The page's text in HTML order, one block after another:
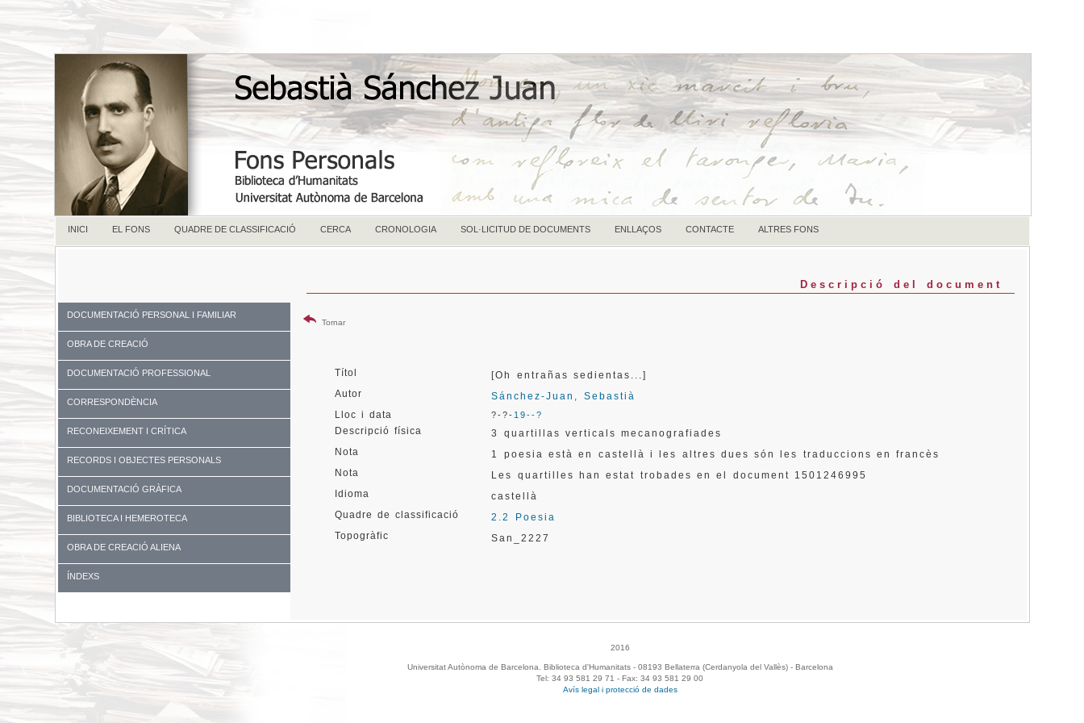
INICI EL FONS QUADRE DE CLASSIFICACIÓ CERCA CRONOLOGIA SOL·LICITUD DE DOCUMENTS ENLLAÇOS CONTACTE ALTRES FONS
DOCUMENTACIÓ PERSONAL I FAMILIAR
OBRA DE CREACIÓ
DOCUMENTACIÓ PROFESSIONAL
CORRESPONDÈNCIA
RECONEIXEMENT I CRÍTICA
RECORDS I OBJECTES PERSONALS
DOCUMENTACIÓ GRÀFICA
BIBLIOTECA I HEMEROTECA
OBRA DE CREACIÓ ALIENA
ÍNDEXS
Descripció del document
Tornar
Títol
[Oh entrañas sedientas...]
Autor
Sánchez-Juan, Sebastià
Lloc i data
?-?- 19--?
Descripció física
3 quartillas verticals mecanografiades
Nota
1 poesia està en castellà i les altres dues són les traduccions en francès
Nota
Les quartilles han estat trobades en el document 1501246995
Idioma
castellà
Quadre de classificació
2.2 Poesia
Topogràfic
San_2227
2016
Universitat Autònoma de Barcelona. Biblioteca d'Humanitats - 08193 Bellaterra (Cerdanyola del Vallès) - Barcelona
Tel: 34 93 581 29 71 - Fax: 34 93 581 29 00
Avís legal i protecció de dades